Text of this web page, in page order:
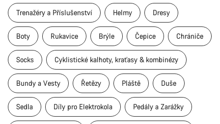
Trenažéry a Příslušenství Helmy Dresy
Boty Rukavice Brýle Čepice Chrániče
Socks Cyklistické kalhoty, kraťasy & kombinézy
Bundy a Vesty Řetězy Pláště Duše
Sedla Díly pro Elektrokola Pedály a Zarážky